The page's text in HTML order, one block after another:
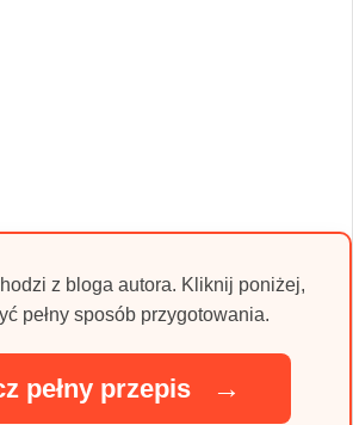
z bloga autora. Kliknij poniżej,
pełny sposób przygotowania.
pełny przepis →